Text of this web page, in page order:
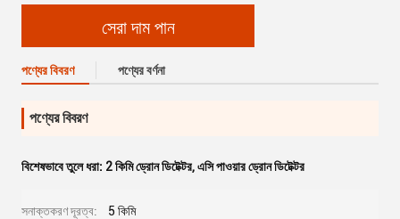
সেরা দাম পান
পণ্যের বিবরণ পণ্যের বর্ণনা
পণ্যের বিবরণ
বিশেষভাবে তুলে ধরা: 2 কিমি ড্রোন ডিটেক্টর,এসি পাওয়ার ড্রোন ডিটেক্টর
সনাক্তকরণ দূরত্ব: 5 কিমি